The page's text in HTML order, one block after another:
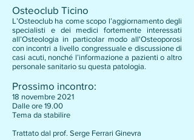
Osteoclub Ticino
L’Osteoclub ha come scopo l’aggiornamento degli
specialisti e dei medici fortemente interessati
all’Osteologia in particolar modo all'Osteoporosi
con incontri a livello congressuale e discussione di
casi acuti, nonché l’informazione a pazienti o altro
personale sanitario su questa patologia.
Prossimo incontro:
18 novembre 2021
Dalle ore 19.00
Tema da stabilire
Trattato dal prof. Serge Ferrari Ginevra